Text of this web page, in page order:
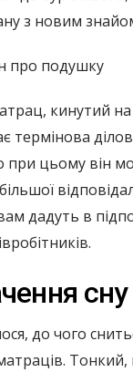
з новим
про подушку
кинутий на
термінова
при цьому він
дадуть в
сну
до чого